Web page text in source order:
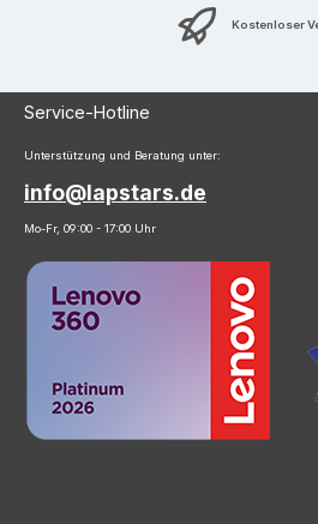
Kostenloser
Service-Hotline
Unterstützung und Beratung unter:
info@lapstars.de
Mo-Fr, 09:00 - 17:00 Uhr